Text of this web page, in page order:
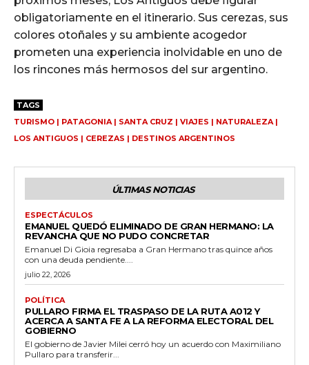
obligatoriamente en el itinerario. Sus cerezas, sus
colores otoñales y su ambiente acogedor
prometen una experiencia inolvidable en uno de
los rincones más hermosos del sur argentino.
TAGS
TURISMO | PATAGONIA | SANTA CRUZ | VIAJES | NATURALEZA |
LOS ANTIGUOS | CEREZAS | DESTINOS ARGENTINOS
ÚLTIMAS NOTICIAS
ESPECTÁCULOS
EMANUEL QUEDÓ ELIMINADO DE GRAN HERMANO: LA
REVANCHA QUE NO PUDO CONCRETAR
Emanuel Di Gioia regresaba a Gran Hermano tras quince años
con una deuda pendiente....
julio 22, 2026
POLÍTICA
PULLARO FIRMA EL TRASPASO DE LA RUTA A012 Y
ACERCA A SANTA FE A LA REFORMA ELECTORAL DEL
GOBIERNO
El gobierno de Javier Milei cerró hoy un acuerdo con Maximiliano
Pullaro para transferir...